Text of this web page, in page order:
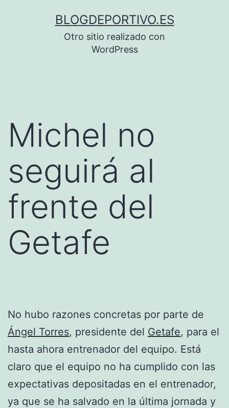
BLOGDEPORTIVO.ES
Otro sitio realizado con
WordPress
Michel no
seguirá al
frente del
Getafe
No hubo razones concretas por parte de
Ángel Torres, presidente del Getafe, para el
hasta ahora entrenador del equipo. Está
claro que el equipo no ha cumplido con las
expectativas depositadas en el entrenador,
ya que se ha salvado en la última jornada y